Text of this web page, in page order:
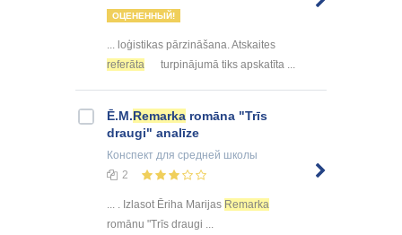
ОЦЕНЕННЫЙ!
... loģistikas pārzināšana. Atskaites
referāta
turpinājumā tiks apskatīta ...
Ē.M.Remarka romāna "Trīs
draugi" analīze
Конспект для средней школы
2
... . Izlasot Ēriha Marijas Remarka
romānu "Trīs draugi ...